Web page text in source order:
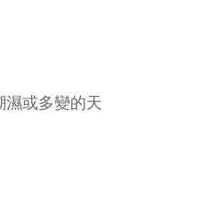
或多變的天